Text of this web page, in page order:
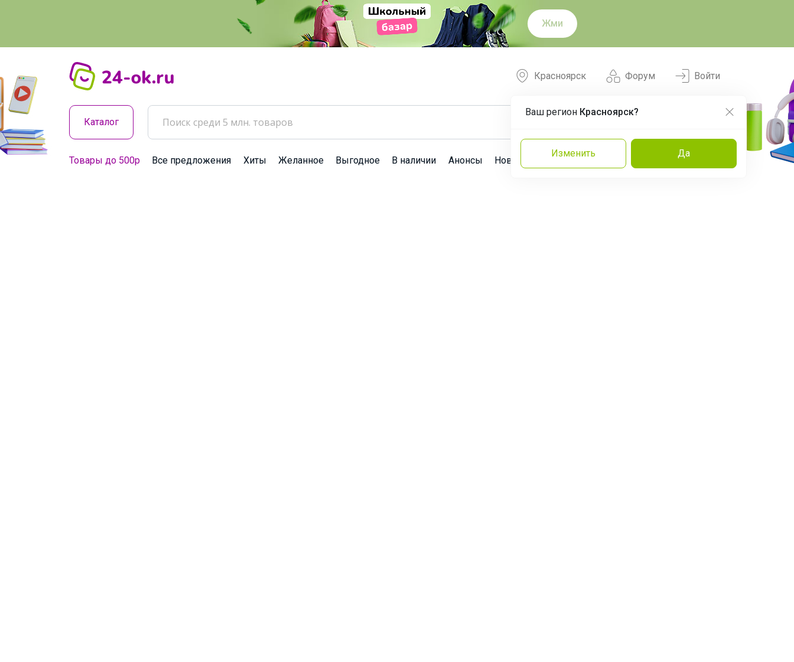
Жми
Форум
Красноярск
Ваш регион Красноярск?
Изменить Да
Войти
Каталог
Товары до 500р Все предложения Хиты Желанное Выгодное В наличии Анонсы Новости Команда Эксперты